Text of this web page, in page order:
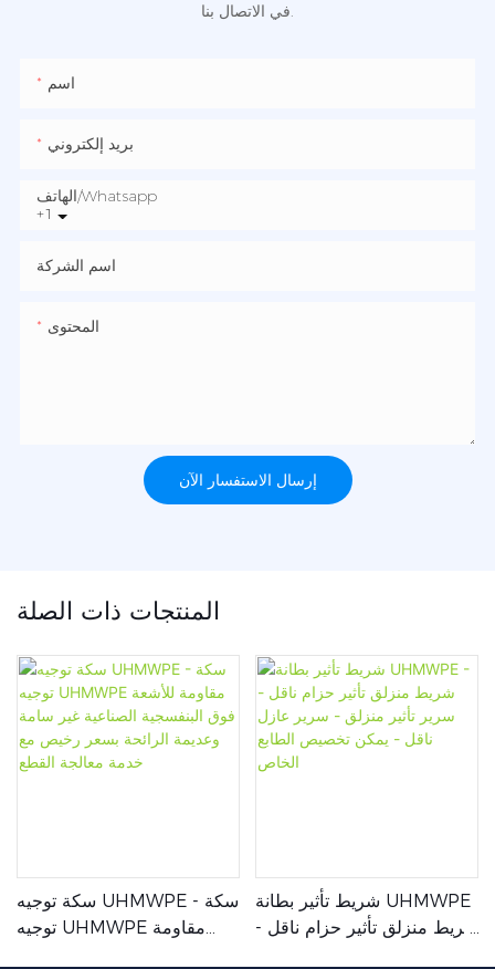
في الاتصال بنا.
اسم
بريد إلكتروني
+1
الهاتف/whatsapp
اسم الشركة
المحتوى
إرسال الاستفسار الآن
المنتجات ذات الصلة
سكة توجيه UHMWPE - سكة
توجيه UHMWPE مقاومة
شريط تأثير بطانة UHMWPE
- شريط منزلق تأثير حزام ناقل